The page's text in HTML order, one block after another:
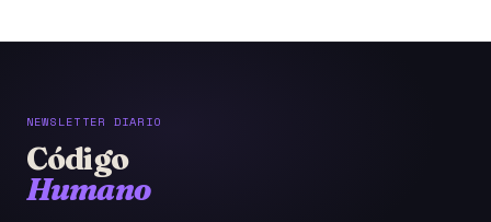
NEWSLETTER DIARIO
Código
Humano